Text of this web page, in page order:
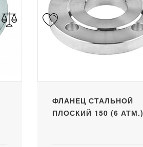
ФЛАНЕЦ СТАЛЬНОЙ
ПЛОСКИЙ 150 (6 АТМ.)